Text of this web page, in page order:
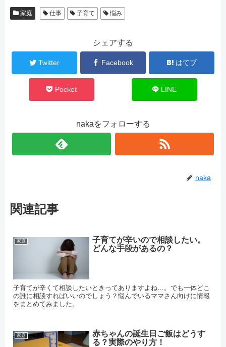
家庭 仕事 子育て 悩み
シェアする
Twitter Facebook はてブ
Pocket LINE
nakaをフォローする
naka
関連記事
家庭
子育てが辛いので相談したい。
どんな手段があるの？
子育てが辛くて相談したいときってありますよね…。でも一体どこ
の誰に相談すればいいのでしょう？悩んでいるママさん向けに情報
をまとめてみました。
家庭
赤ちゃんの誕生日ご飯はどうす
る？実際のやり方！